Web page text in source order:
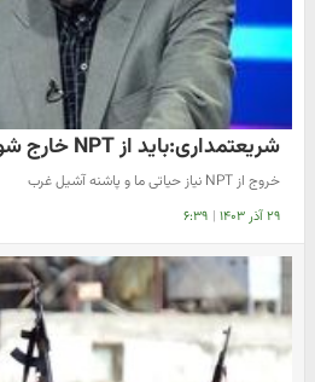
شریعتمداری:باید از NPT خارج شویم
خروج از NPT نیاز حیاتی ما و پاشنه آشیل غرب
۲۹ آذر ۱۴۰۳ | ۶:۳۹